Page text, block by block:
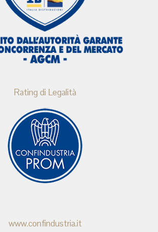
Rating di Legalità
www.confindustria.it